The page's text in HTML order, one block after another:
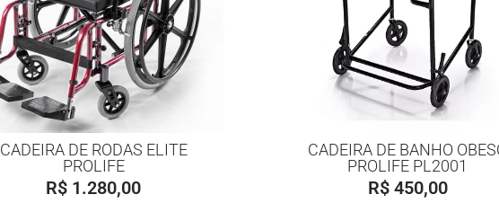
CADEIRA DE RODAS ELITE
PROLIFE
R$ 1.280,00
CADEIRA DE BANHO
PROLIFE PL2001
R$450,00